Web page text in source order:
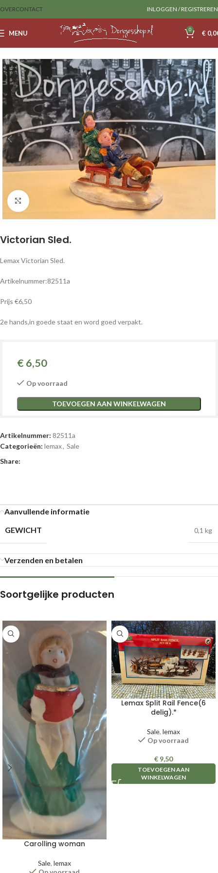
OVERCONTACT INLOGGEN / REGISTREREN
MENU 0 €
Klik om te vergroten
Victorian Sled.
Lemax Victorian Sled.
Artikelnummer:82511a
Prijs €6,50
2e hands,in goede staat en word goed verpakt.
€ 6,50
Op voorraad
TOEVOEGEN AAN WINKELWAGEN
Artikelnummer: 82511a
Categorieën: lemax, Sale
Share:
Aanvullende informatie
GEWICHT
0,1 kg
Verzenden en betalen
Soortgelijke producten
Carolling woman
Sale, lemax
Lemax Split Rail Fence(6
delig).*
Sale, lemax
Op voorraad
€ 9,50
TOEVOEGEN AAN
WINKELWAGEN